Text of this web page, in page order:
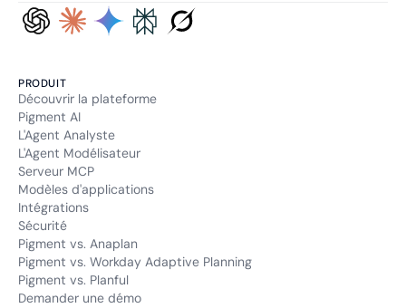
PRODUIT
Découvrir la plateforme
Pigment AI
L'Agent Analyste
L'Agent Modélisateur
Serveur MCP
Modèles d'applications
Intégrations
Sécurité
Pigment vs. Anaplan
Pigment vs. Workday Adaptive Planning
Pigment vs. Planful
Demander une démo